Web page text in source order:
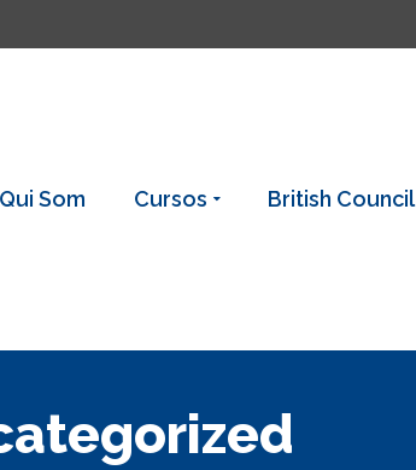
Qui Som Cursos British Council